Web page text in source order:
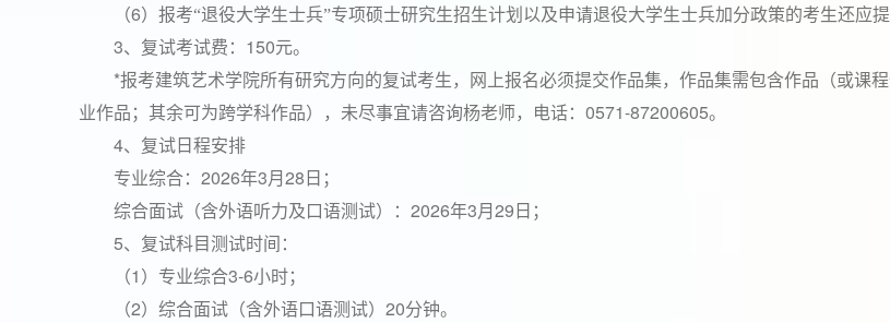
（6）报考“退役大学生士兵”专项硕士研究生招生计划以及申请退役大学生士兵加分政策的考生还应
3、复试考试费： 150元。
*报考建筑艺术学院所有研究方向的复试考生，网上报名必须提交作品集，作品集需包含作品（或课
业作品；其余可为跨学科作品），未尽事宜请咨询杨老师，电话： 0571-87200605。
4、复试日程安排
专业综合： 2026年3月 28 日；
综合面试（含外语听力及口语测试）： 2026年3月 29 日；
5、复试科目测试时间：
（1 ）专业综合3-6小时；
（2）综合面试（含外语口语测试） 20分钟。